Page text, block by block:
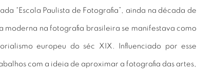
“Escola Paulista de Fotografia”, ainda na década de
moderna na fotografia brasileira se manifestava como
europeu do séc XIX. Influenciado por esse
com a ideia de aproximar a fotografia das artes,